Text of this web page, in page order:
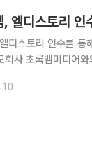
디스토리 인수를
록뱀미디어와의 시너지도